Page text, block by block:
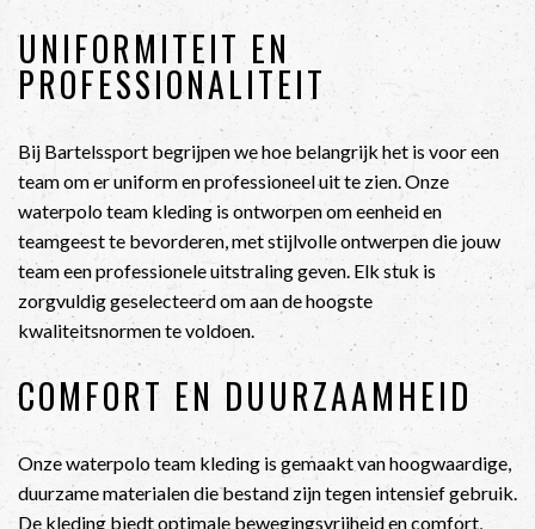
UNIFORMITEIT EN
PROFESSIONALITEIT
Bij Bartelssport begrijpen we hoe belangrijk het is voor een
team om er uniform en professioneel uit te zien. Onze
waterpolo team kleding is ontworpen om eenheid en
teamgeest te bevorderen, met stijlvolle ontwerpen die jouw
team een professionele uitstraling geven. Elk stuk is
zorgvuldig geselecteerd om aan de hoogste
kwaliteitsnormen te voldoen.
COMFORT EN DUURZAAMHEID
Onze waterpolo team kleding is gemaakt van hoogwaardige,
duurzame materialen die bestand zijn tegen intensief gebruik.
De kleding biedt optimale bewegingsvrijheid en comfort,